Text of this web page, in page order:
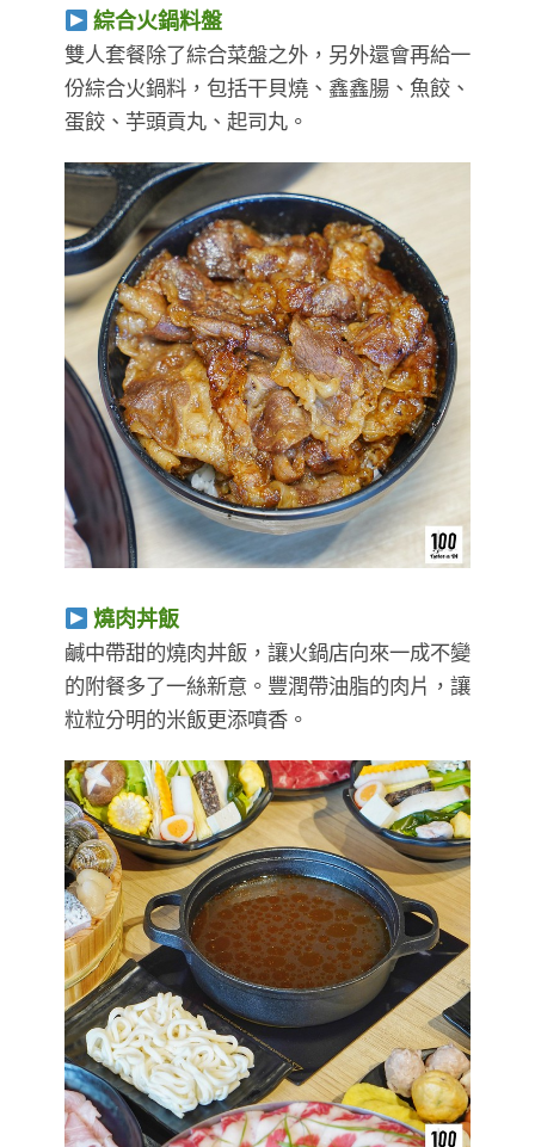
綜合火鍋料盤
雙人套餐除了綜合菜盤之外，另外還會再給一
份綜合火鍋料，包括干貝燒、鑫鑫腸、魚餃、
蛋餃、芋頭貢丸、起司丸。
燒肉丼飯
鹹中帶甜的燒肉丼飯，讓火鍋店向來一成不變
的附餐多了一絲新意。豐潤帶油脂的肉片，讓
粒粒分明的米飯更添噴香。